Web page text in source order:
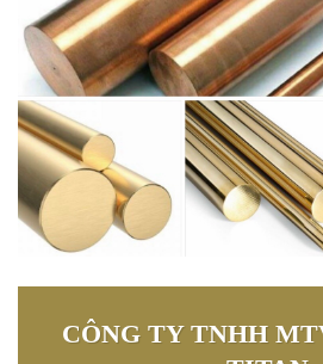
CÔNG TY TNHH